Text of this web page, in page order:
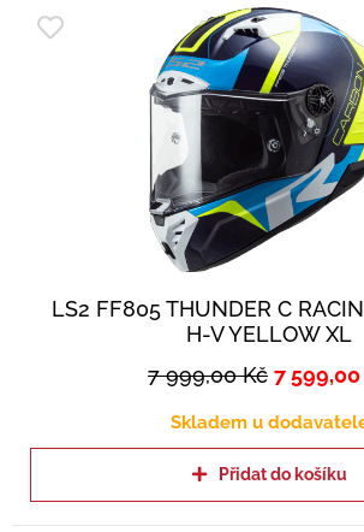
LS2 FF805 THUNDER C
H-V YELLOW XL
7 999,00Kč 7 599,00
Skladem u
Přidat do košíku